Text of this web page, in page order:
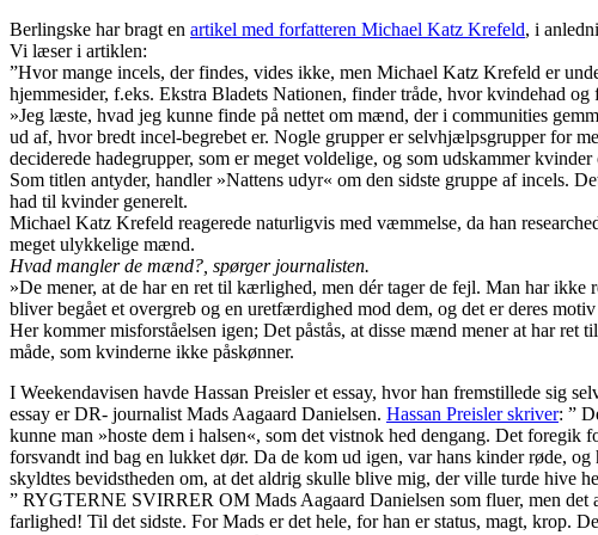
Berlingske har bragt en artikel med forfatteren Michael Katz Krefeld, i
Vi læser i artiklen:
”Hvor mange incels, der findes, vides ikke, men Michael Katz Krefeld er
hjemmesider, f.eks. Ekstra Bladets Nationen, finder tråde, hvor kvindehad
»Jeg læste, hvad jeg kunne finde på nettet om mænd, der i communities
ud af, hvor bredt incel-begrebet er. Nogle grupper er selvhjælpsgrupper for
deciderede hadegrupper, som er meget voldelige, og som udskammer
Som titlen antyder, handler »Nattens udyr« om den sidste gruppe af incels.
had til kvinder generelt.
Michael Katz Krefeld reagerede naturligvis med væmmelse, da han
meget ulykkelige mænd.
Hvad mangler de mænd? , spørger journalisten.
»De mener, at de har en ret til kærlighed, men dér tager de fejl. Man har
bliver begået et overgreb og en uretfærdighed mod dem, og det er deres
Her kommer misforståelsen igen; Det påstås, at disse mænd mener at har
måde, som kvinderne ikke påskønner.
I Weekendavisen havde Hassan Preisler et essay, hvor han fremstillede sig
essay er DR- journalist Mads Aagaard Danielsen. Hassan Preisler skriver: ”
kunne man »hoste dem i halsen«, som det vistnok hed dengang. Det foregik
forsvandt ind bag en lukket dør. Da de kom ud igen, var hans kinder røde,
skyldtes bevidstheden om, at det aldrig skulle blive mig, der ville turde hive
” RYGTERNE SVIRRER OM Mads Aagaard Danielsen som fluer, men det
farlighed! Til det sidste. For Mads er det hele, for han er status, magt, krop.